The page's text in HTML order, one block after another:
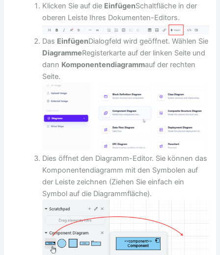
Klicken Sie auf die EinfügenSchaltfläche in der
oberen Leiste Ihres Dokumenten-Editors.
Das EinfügenDialogfeld wird geöffnet. Wählen Sie
DiagrammeRegisterkarte auf der linken Seite und
dann Komponentendiagrammauf der rechten
Seite.
Dies öffnet den Diagramm-Editor. Sie können das
Komponentendiagramm mit den Symbolen auf
der Leiste zeichnen (Ziehen Sie einfach ein
Symbol auf die Diagrammfläche).